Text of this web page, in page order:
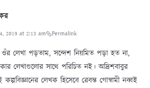
2019 at 2:13 am Permalink
লেখা পড়তাম, সন্দেশ নিয়মিত পড়া হত না,
লেখাগুলোর সাথে পরিচিত নই। অদ্রিশবাবুর
কল্পবিজ্ঞানের লেখক হিসেবে রেবন্ত গোস্বামী নব্বই